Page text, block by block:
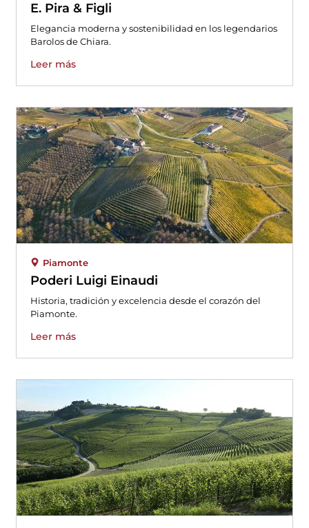
E. Pira & Figli
Elegancia moderna y sostenibilidad en los legendarios
Barolos de Chiara.
Leer más
Piamonte
Poderi Luigi Einaudi
Historia, tradición y excelencia desde el corazón del
Piamonte.
Leer más